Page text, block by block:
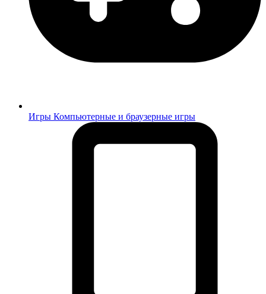
Игры Компьютерные и браузерные игры